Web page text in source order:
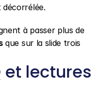
à passer plus de
que sur la slide trois
et lectures